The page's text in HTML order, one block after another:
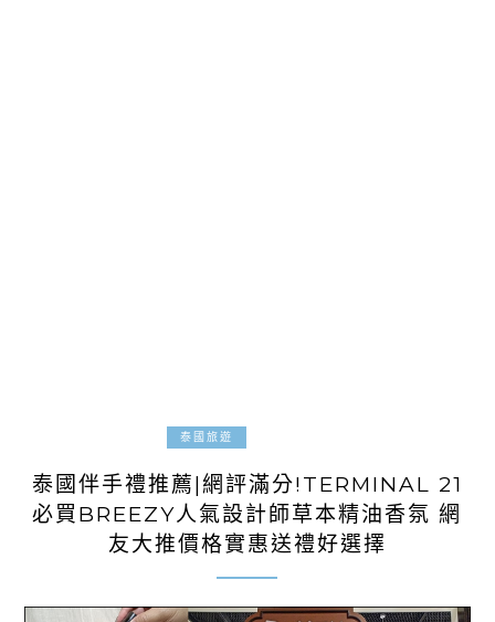
泰國旅遊
泰國伴手禮推薦|網評滿分!TERMINAL 21
必買BREEZY人氣設計師草本精油香氛 網
友大推價格實惠送禮好選擇